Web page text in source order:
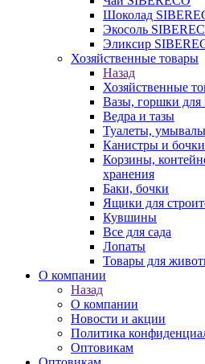
Шоколад
Экосоль
Эликсир
Хозяйственные товары
Назад
Хозяйственные
Вазы, горшки для
Ведра и тазы
Туалеты,
Канистры и бочки
Корзины,
хранения
Баки, бочки
Ящики для
Кувшины
Все для сада
Лопаты
Товары для
О компании
Назад
О компании
Новости и акции
Политика
Оптовикам